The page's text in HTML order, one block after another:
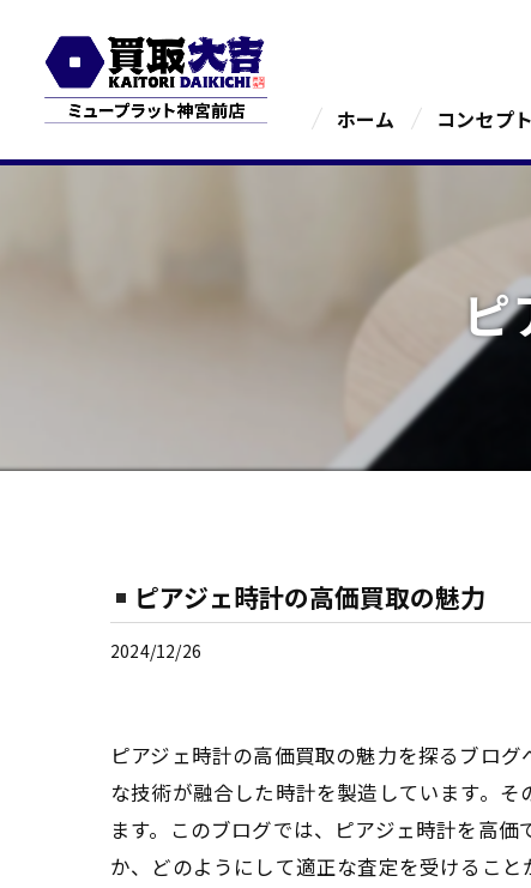
ホーム コンセプト
ピ
ピアジェ時計の高価買取の魅力
2024/12/26
ピアジェ時計の高価買取の魅力を探るブロ
な技術が融合した時計を製造しています。
ます。このブログでは、ピアジェ時計を高
か、どのようにして適正な査定を受けるこ